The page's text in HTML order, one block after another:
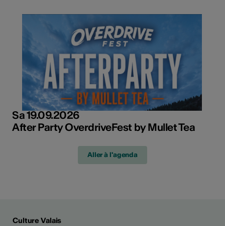
Sa 19.09.2026
After Party OverdriveFest by Mullet Tea
Aller à l'agenda
Culture Valais